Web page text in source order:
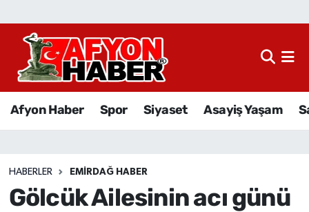
Afyon Haber Spor Siyaset Asayiş Yaşam
HABERLER EMIRDAĞ HABER
Gölcük Ailesinin acı günü
Afyon Haber
Sağlık